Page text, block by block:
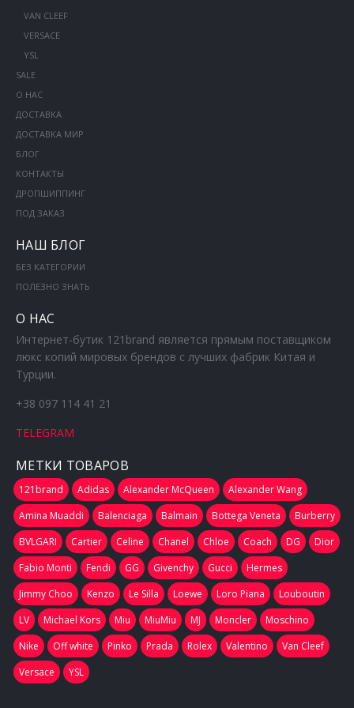
VAN CLEEF
VERSACE
YSL
SALE
О НАС
ДОСТАВКА
ДОСТАВКА МИР
БЛОГ
КОНТАКТЫ
ДРОПШИППИНГ
ПОД ЗАКАЗ
НАШ БЛОГ
БЕЗ КАТЕГОРИИ
ПОЛЕЗНО ЗНАТЬ
О НАС
Интернет-бутик 121brand является прямым поставщиком
люкс копий мировых брендов с лучших фабрик Китая и
Турции.
+38 097 114 41 21
TELEGRAM
МЕТКИ ТОВАРОВ
121brand Adidas Alexander McQueen
Alexander Wang
Amina Muaddi
Balenciaga Balmain Bottega Veneta
Burberry
BVLGARI
Cartier Celine Chanel Chloe Coach DG
Dior
Fabio Monti
Fendi GG Givenchy Gucci
Hermes
Jimmy Choo
Kenzo Le Silla Loewe Loro Piana
Louboutin
LV
Michael Kors Miu MiuMiu MJ Moncler
Moschino
Nike
Off white Pinko Prada Rolex Valentino
Van Cleef
Versace
YSL